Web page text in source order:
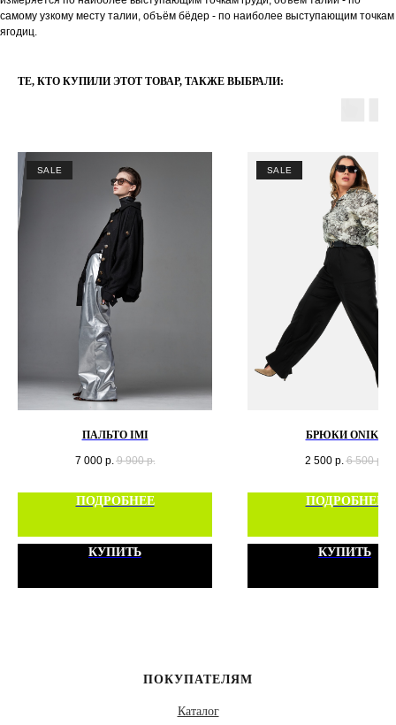
самому узкому месту талии, oбъём бёдер - по наиболее выступающим точкам
ягодиц.
ТЕ, КТО КУПИЛИ ЭТОТ ТОВАР, ТАКЖЕ ВЫБРАЛИ:
SALE
ПАЛЬТО IMI
7 000 р. 9 900 р.
ПОДРОБНЕЕ
КУПИТЬ
SALE
БРЮКИ ONIKS
2 500 р. 6 500 р.
ПОДРОБНЕЕ
КУПИТЬ
ПОКУПАТЕЛЯМ
Каталог